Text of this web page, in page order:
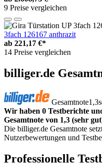
9 Preise vergleichen
3fach 126167 anthrazit
ab 221,17 €*
14 Preise vergleichen
billiger.de
Gesamtnote1,3
Wir haben 0 Testberichte
Gesamtnote von 1,3 (sehr
Die billiger.de Gesamtnote
Nutzerbewertungen und
Professionelle